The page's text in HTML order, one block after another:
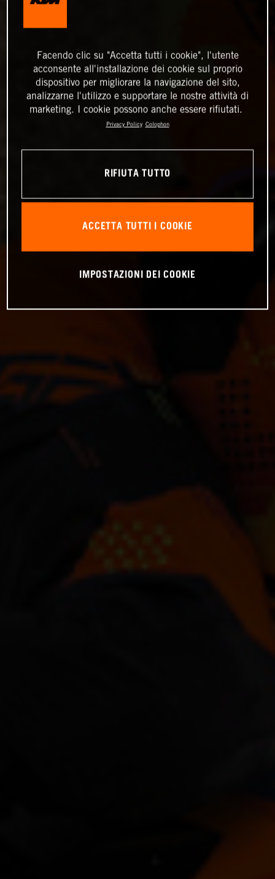
Facendo clic su "Accetta tutti i cookie", l'utente
acconsente all'installazione dei cookie sul proprio
dispositivo per migliorare la navigazione del sito,
analizzarne l'utilizzo e supportare le nostre attività di
marketing. I cookie possono anche essere rifiutati.
Privacy Policy Colophon
RIFIUTA TUTTO
ACCETTA TUTTI I COOKIE
IMPOSTAZIONI DEI COOKIE